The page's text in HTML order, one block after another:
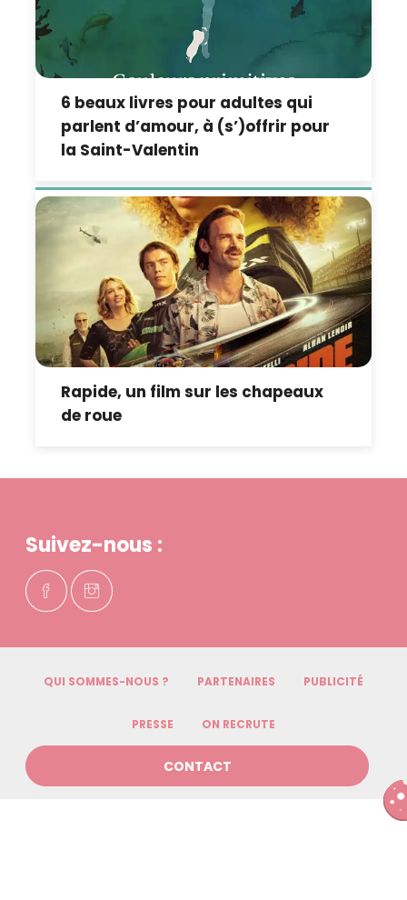
6 beaux livres pour adultes qui
parlent d’amour, à (s’)offrir pour
la Saint-Valentin
Rapide, un film sur les chapeaux
de roue
Suivez-nous :
QUI SOMMES-NOUS ? PARTENAIRES PUBLICITÉ
PRESSE ON RECRUTE
CONTACT